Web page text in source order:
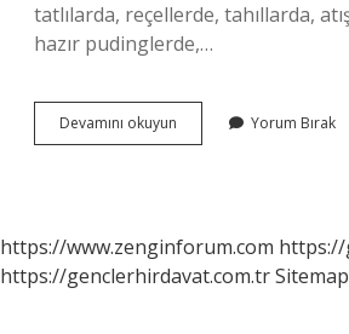
tatlılarda, reçellerde, tahıllarda,
hazır pudinglerde,…
Devamını okuyun Cipslerin
Içinde
Yorum Bırak
https://www.zenginforum.com https://
https://genclerhirdavat.com.trSitemap